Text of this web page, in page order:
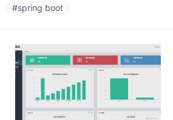
#spring boot